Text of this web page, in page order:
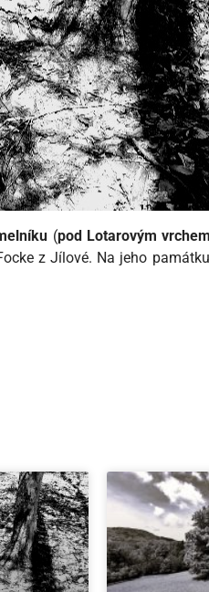
(pod Lotarovým
z Jílové. Na jeho